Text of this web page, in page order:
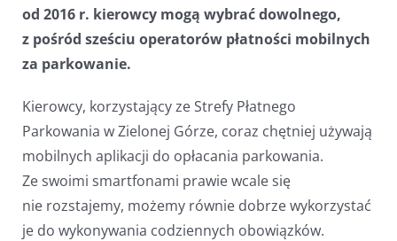
od 2016 r. kierowcy mogą wybrać dowolnego,
z pośród sześciu operatorów płatności mobilnych
za parkowanie.
Kierowcy, korzystający ze Strefy Płatnego
Parkowania w Zielonej Górze, coraz chętniej używają
mobilnych aplikacji do opłacania parkowania.
Ze swoimi smartfonami prawie wcale się
nie rozstajemy, możemy równie dobrze wykorzystać
je do wykonywania codziennych obowiązków.